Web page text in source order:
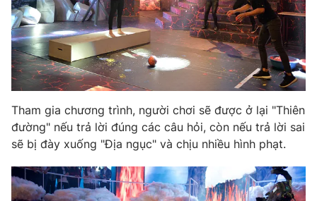
® Cấm sao chép dưới mọi hình thức nếu không có sự chấp
thuận bằng văn bản. Ghi rõ nguồn VTV.vn khi phát hành lại
thông tin từ website này.
Tham gia chương trình, người chơi sẽ được ở lại "Thiên
đường" nếu trả lời đúng các câu hỏi, còn nếu trả lời sai
sẽ bị đày xuống "Địa ngục" và chịu nhiều hình phạt.